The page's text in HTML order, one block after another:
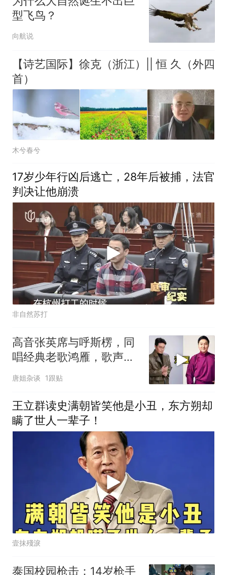
型飞鸟？
向航说
【诗艺国际】徐克（浙江）|| 恒 久（外四
首）
木兮春兮
17岁少年行凶后逃亡，28年后被捕，法官
判决让他崩溃
非自然苏打
高音张英席与呼斯楞，同
唱经典老歌鸿雁，歌声唯
美又动听
唐姐杂谈 1跟贴
王立群读史满朝皆笑他是小丑，东方朔却
瞒了世人一辈子！
壹抹殘淚
泰国校园枪击：14岁枪手